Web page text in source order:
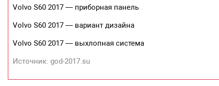
Volvo S60 2017 — приборная панель
Volvo S60 2017 — вариант дизайна
Volvo S60 2017 — выхлопная система
Источник: god-2017.su